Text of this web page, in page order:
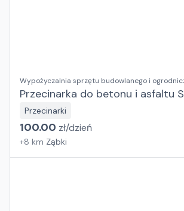
Wypożyczalnia sprzętu budowlanego i
Kosieradzka
Przecinarka do betonu i asfaltu
Przecinarki
100.00 zł/dzień
+8 km Ząbki